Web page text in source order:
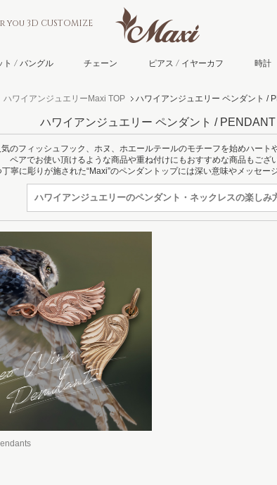
3D CUSTOMIZE
ト / バングル チェーン ピアス / イヤーカフ 時計
ハワイアンジュエリーMaxi TOP ハワイアンジュエリー ペンダント /
ハワイアンジュエリー ペンダント / PENDANT
のフィッシュフック、ホヌ、ホエールテールのモチーフを始めハート
ペアでお使い頂けるような商品や重ね付けにもおすすめな商品もござ
寧に彫りが施された“Maxi”のペンダントップには深い意味やメッセー
ハワイアンジュエリーのペンダント・ネックレスの楽しみ